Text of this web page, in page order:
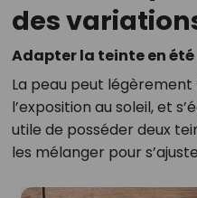
des
Adapter la teinte en été
La peau peut
l’exposition au soleil, et
utile de posséder deux
les mélanger pour